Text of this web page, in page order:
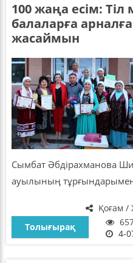
100 жаңа есім: Тіл
балаларға
жасаймын
Сымбат Әбдірахманова
ауылының тұрғындарымен
Қоғам /
Толығырақ
4-